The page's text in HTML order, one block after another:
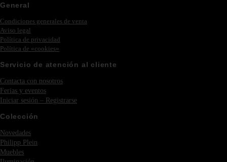
General
Condiciones generales de venta
Aviso legal
Política de privacidad
Política de «cookies»
Servicio de atención al cliente
Contacta con nosotros
Ferias y eventos
Iniciar sesión – Registrarse
Colección
Novedades
Philipp Plein
Muebles